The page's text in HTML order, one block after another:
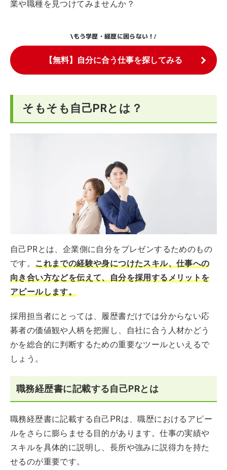
業や職種を見つけてみませんか？
\もう学歴・経歴に困らない！/
【無料】自分に合う仕事を探してみる
そもそも自己PRとは？
自己PRとは、企業側に自分をプレゼンするためのもの
です。 これまでの経験や身につけたスキル、仕事への
向き合い方などを伝えて、自分を採用するメリットを
アピールします。
採用担当者にとっては、履歴書だけでは分からない応
募者の価値観や人柄を把握し、自社に合う人材かどう
かを総合的に判断するための重要なツールといえるで
しょう。
職務経歴書に記載する自己PRとは
職務経歴書に記載する自己PRは、職歴におけるアピー
ルをさらに膨らませる目的があります。仕事の実績や
スキルを具体的に説明し、長所や強みに説得力を持た
せるのが重要です。